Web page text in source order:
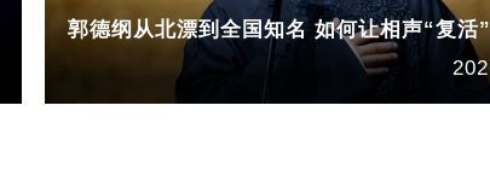
郭德纲从北漂到全国知名 如何让相声“复活”